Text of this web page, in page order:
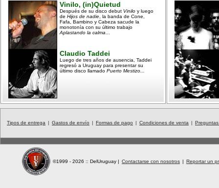
Vinilo, (in)Quietud
Después de su disco debut Vinilo y luego
de Hijos de nadie , la banda de Cone,
Fafa, Bambino y Cabeza sacude la
monotonía con su último trabajo
Aplastando la calma
Claudio Taddei
Luego de tres años de ausencia, Taddei
regresó a Uruguay para presentar su
último disco llamado Puerto Mestizo...
Tipos de entrega | Gastos de envío | Formas de pago | Condiciones de venta |
©1999 - 2026 :: DelUruguay | Contactarse con nosotros | Reportar un